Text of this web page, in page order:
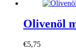
Olivenöl
€5,75